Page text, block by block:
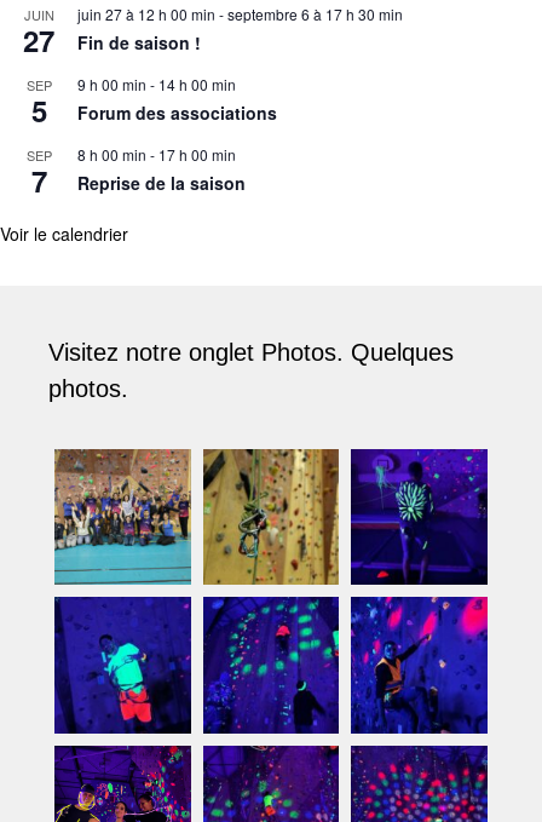
JUIN
27
juin 27 à 12 h 00 min -septembre 6 à 17 h 30 min
Fin de saison !
SEP
5
9 h 00 min - 14 h 00 min
Forum des associations
SEP
7
8 h 00 min - 17 h 00 min
Reprise de la saison
Voir le calendrier
Visitez notre onglet Photos. Quelques
photos.